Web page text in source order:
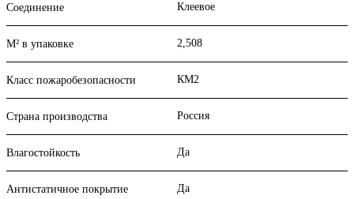
Соединение Клеевое
М² в упаковке 2,508
Класс пожаробезопасности КМ2
Страна производства Россия
Влагостойкость Да
Антистатичное покрытие Да